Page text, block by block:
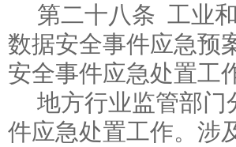
第二十八条 工业
数据安全事件应急预
安全事件应急处置工
地方行业监管部
件应急处置工作。涉